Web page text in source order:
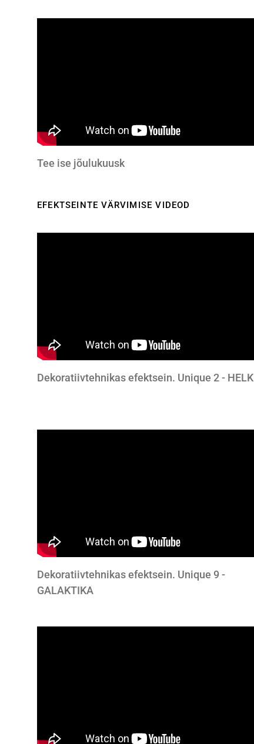
Tee ise jõulukuusk
EFEKTSEINTE VÄRVIMISE VIDEOD
Dekoratiivtehnikas efektsein. Unique 2 - HELK
Dekoratiivtehnikas efektsein. Unique 9 -
GALAKTIKA